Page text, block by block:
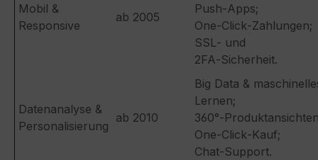
Mobil &
Responsive
ab 2005
Push‑Apps;
One‑Click‑Zahlungen;
SSL‑ und
2FA‑Sicherheit.
Datenanalyse &
Personalisierung
ab 2010
Big Data &
Lernen;
One‑Click‑Kauf;
Chat‑Support.